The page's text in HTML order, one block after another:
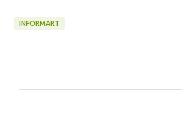
INFORMART